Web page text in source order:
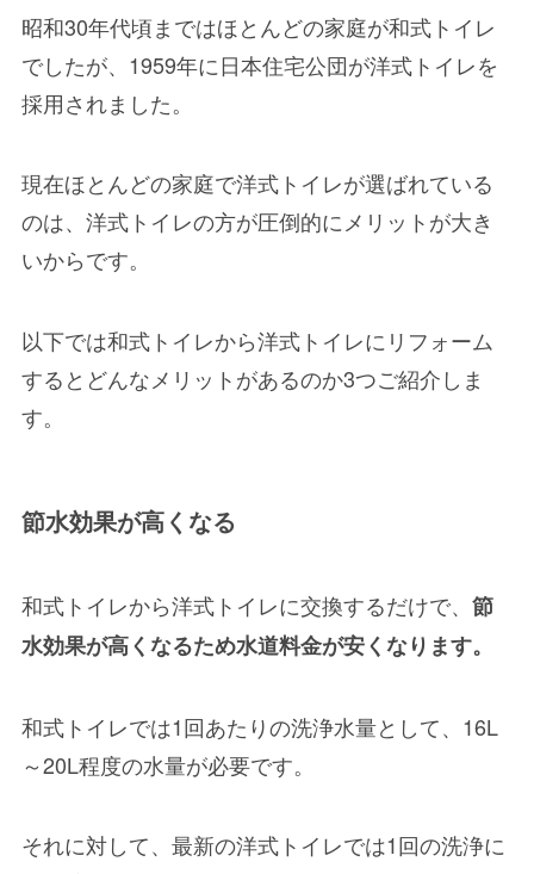
昭和30年代頃まではほとんどの家庭が和式トイレ
でしたが、1959年に日本住宅公団が洋式トイレを
採用されました。
現在ほとんどの家庭で洋式トイレが選ばれている
のは、洋式トイレの方が圧倒的にメリットが大き
いからです。
以下では和式トイレから洋式トイレにリフォーム
するとどんなメリットがあるのか3つご紹介しま
す。
節水効果が高くなる
和式トイレから洋式トイレに交換するだけで、 節
水効果が高くなるため水道料金が安くなります。
和式トイレでは1回あたりの洗浄水量として、 16L
～20L程度の水量が必要です。
それに対して、最新の洋式トイレでは1回の洗浄に